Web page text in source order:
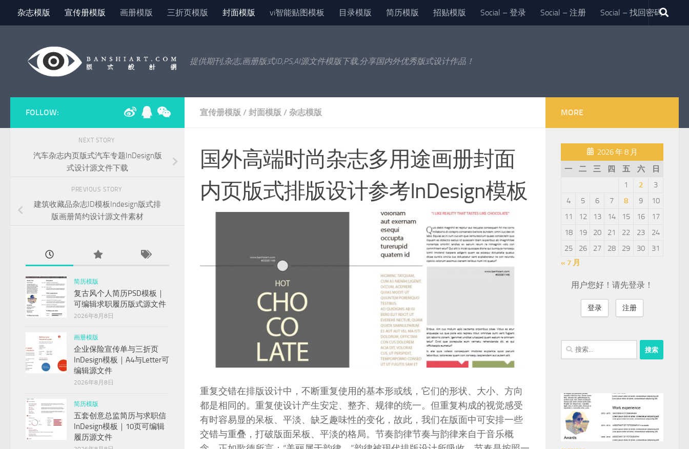
Skip to content
杂志模版 宣传册模版 画册模版 三折页模版 封面模版 vi智能贴图模板 目录模版 简历模版 招贴模版 Social – 登录 Social – 注册 Social – 找回密码
提供期刊,杂志,画册版式ID,PS,AI源文件模版下载,分享国内外优秀版式设计作品！
宣传册模版 / 封面模版 / 杂志模版
国外高端时尚杂志多用途画册封面
内页版式排版设计参考InDesign模板
重复交错在排版设计中，不断重复使用的基本形或线，它们的形状、大小、方向
都是相同的。重复使设计产生安定、整齐、规律的统一。但重复构成的视觉感受
有时容易显的呆板、平淡、缺乏趣味性的变化，故此，我们在版面中可安排一些
交错与重叠，打破版面呆板、平淡的格局。节奏韵律节奏与韵律来自于音乐概
FOLLOW:
NEXT STORY
汽车杂志内页版式汽车专题InDesign版
式设计源文件下载
PREVIOUS STORY
建筑收藏品杂志ID模板Indesign版式排
版画册简约设计源文件素材
简历模版
复古风个人简历PSD模板｜
可编辑求职履历版式源文件
2026年8月8日
画册模版
企业保险宣传单与三折页
InDesign模板｜A4与Letter可
编辑源文件
2026年8月8日
简历模版
五套创意总监简历与求职信
InDesign模板｜10页可编辑
履历源文件
MORE
2026 年 8 月
一
二 三 四 五 六
日
1
2
3
4
5 6 7 8 9
10
11
12 13 14 15 16
17
18
19 20 21 22 23
24
25
26 27 28 29 30
31
« 7 月
用户您好！请先登录！
登录 注册
搜
索：